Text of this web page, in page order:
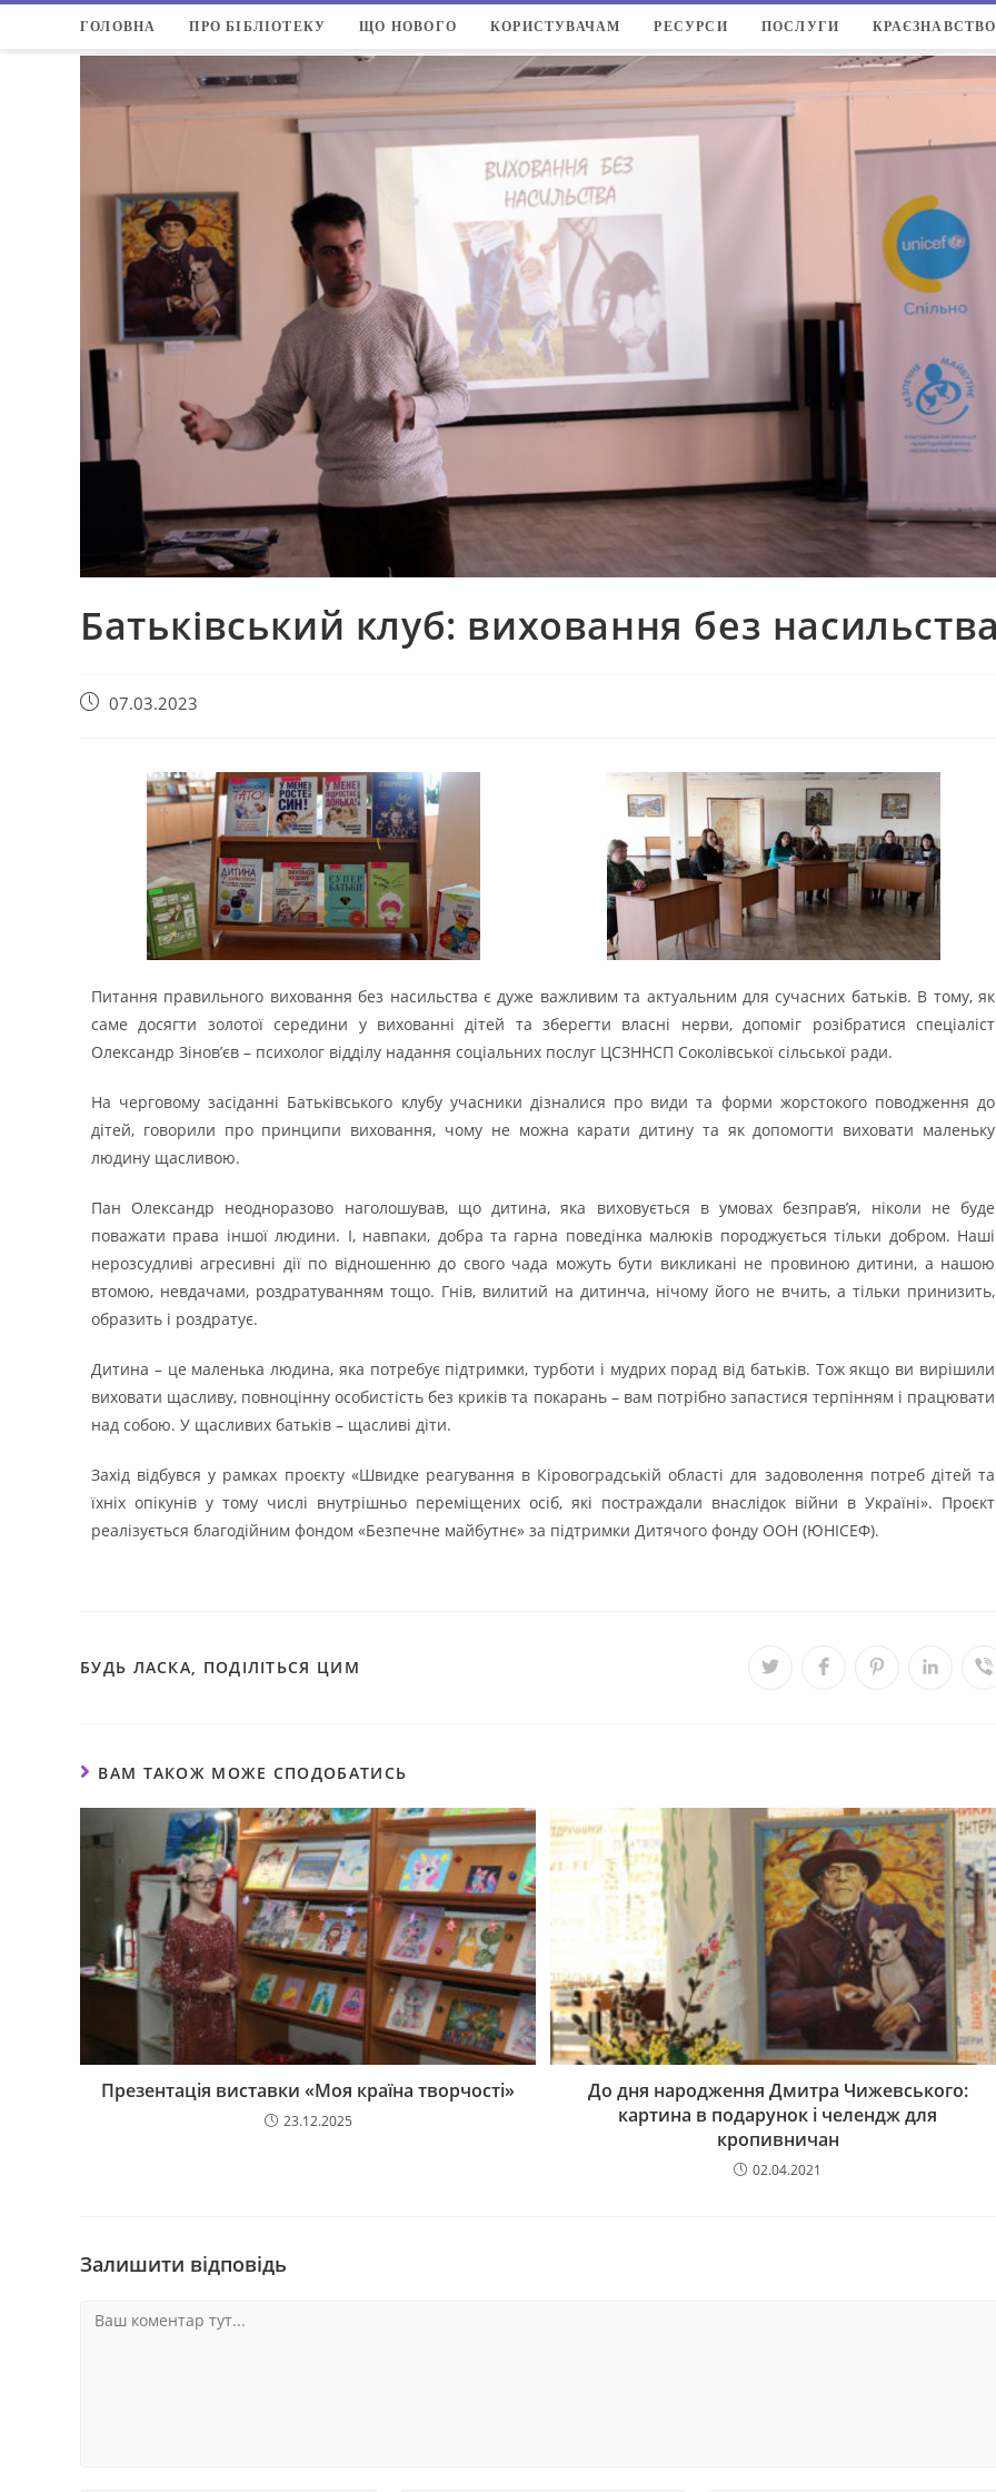
ГОЛОВНА ПРО БІБЛІОТЕКУ ЩО НОВОГО КОРИСТУВАЧАМ РЕСУРСИ ПОСЛУГИ КРАЄЗНАВСТВО
Батьківський клуб: виховання без насильства
07.03.2023
Питання правильного виховання без насильства є дуже важливим та актуальним для сучасних батьків. В тому, як
саме досягти золотої середини у вихованні дітей та зберегти власні нерви, допоміг розібратися спеціаліст
Олександр Зінов’єв – психолог відділу надання соціальних послуг ЦСЗННСП Соколівської сільської ради.
На черговому засіданні Батьківського клубу учасники дізналися про види та форми жорстокого поводження до
дітей, говорили про принципи виховання, чому не можна карати дитину та як допомогти виховати маленьку
людину щасливою.
Пан Олександр неодноразово наголошував, що дитина, яка виховується в умовах безправ’я, ніколи не буде
поважати права іншої людини. І, навпаки, добра та гарна поведінка малюків породжується тільки добром. Наші
нерозсудливі агресивні дії по відношенню до свого чада можуть бути викликані не провиною дитини, а нашою
втомою, невдачами, роздратуванням тощо. Гнів, вилитий на дитинча, нічому його не вчить, а тільки принизить,
образить і роздратує.
Дитина – це маленька людина, яка потребує підтримки, турботи і мудрих порад від батьків. Тож якщо ви вирішили
виховати щасливу, повноцінну особистість без криків та покарань – вам потрібно запастися терпінням і працювати
над собою. У щасливих батьків – щасливі діти.
Захід відбувся у рамках проєкту «Швидке реагування в Кіровоградській області для задоволення потреб дітей та
їхніх опікунів у тому числі внутрішньо переміщених осіб, які постраждали внаслідок війни в Україні». Проєкт
реалізується благодійним фондом «Безпечне майбутнє» за підтримки Дитячого фонду ООН (ЮНІСЕФ).
БУДЬ ЛАСКА, ПОДІЛІТЬСЯ ЦИМ
ВАМ ТАКОЖ МОЖЕ СПОДОБАТИСЬ
Презентація виставки «Моя країна творчості»
23.12.2025
До дня народження Дмитра Чижевського:
картина в подарунок і челендж для
кропивничан
02.04.2021
Залишити відповідь